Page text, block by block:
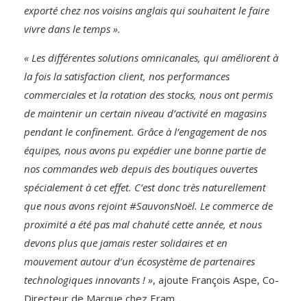
exporté chez nos voisins anglais qui souhaitent le faire
vivre dans le temps ».
« Les différentes solutions omnicanales, qui améliorent à
la fois la satisfaction client, nos performances
commerciales et la rotation des stocks, nous ont permis
de maintenir un certain niveau d’activité en magasins
pendant le confinement. Grâce à l’engagement de nos
équipes, nous avons pu expédier une bonne partie de
nos commandes web depuis des boutiques ouvertes
spécialement à cet effet. C’est donc très naturellement
que nous avons rejoint #SauvonsNoël. Le commerce de
proximité a été pas mal chahuté cette année, et nous
devons plus que jamais rester solidaires et en
mouvement autour d’un écosystème de partenaires
technologiques innovants ! », ajoute François Aspe, Co-